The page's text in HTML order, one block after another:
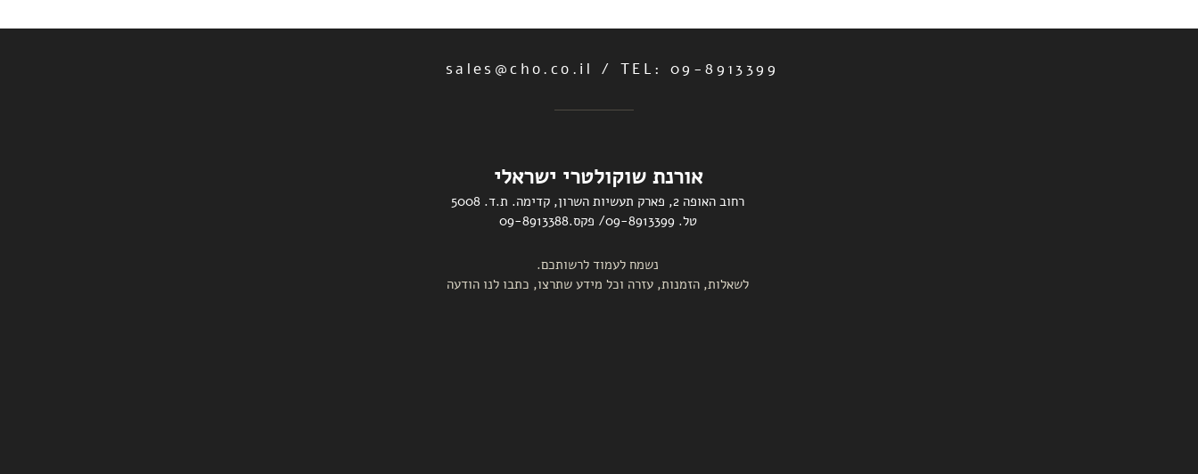
sales@cho.co.il / TEL: 09-8913399
אורנת שוקולטרי ישראלי
רחוב האופה 2, פארק תעשיות השרון, קדימה. ת.ד. 5008
טל. 09-8913399/ פקס.09-8913388
נשמח לעמוד לרשותכם.
לשאלות, הזמנות, עזרה וכל מידע שתרצו, כתבו לנו הודעה